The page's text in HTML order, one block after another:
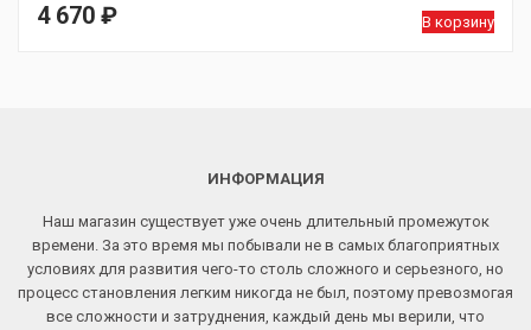
4 670 ₽ В корзину
ИНФОРМАЦИЯ
Наш магазин существует уже очень длительный промежуток
времени. За это время мы побывали не в самых благоприятных
условиях для развития чего-то столь сложного и серьезного, но
процесс становления легким никогда не был, поэтому превозмогая
все сложности и затруднения, каждый день мы верили, что